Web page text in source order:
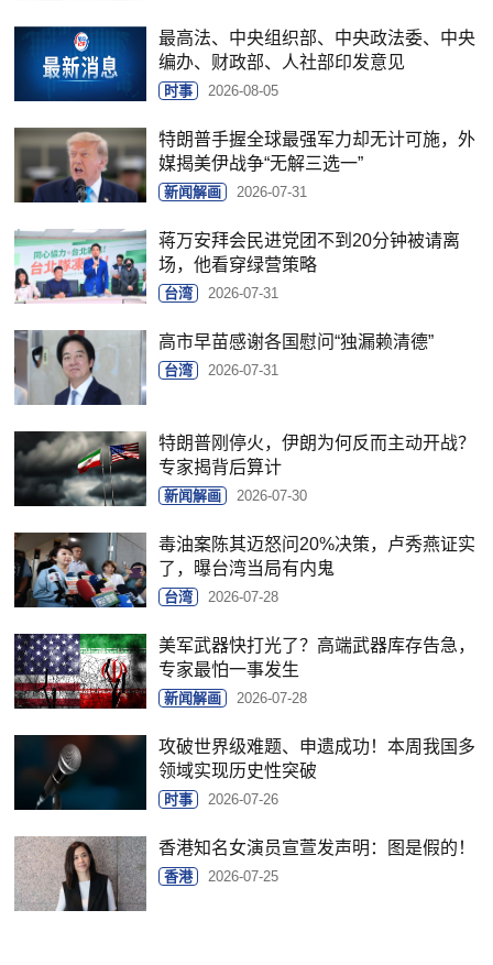
最高法、中央组织部、中央政法委、中央
编办、财政部、人社部印发意见
时事 2026-08-05
特朗普手握全球最强军力却无计可施，外
媒揭美伊战争“无解三选一”
新闻解画 2026-07-31
蒋万安拜会民进党团不到20分钟被请离
场，他看穿绿营策略
台湾 2026-07-31
高市早苗感谢各国慰问“独漏赖清德”
台湾 2026-07-31
特朗普刚停火，伊朗为何反而主动开战？
专家揭背后算计
新闻解画 2026-07-30
毒油案陈其迈怒问20%决策，卢秀燕证实
了，曝台湾当局有内鬼
台湾 2026-07-28
美军武器快打光了？高端武器库存告急，
专家最怕一事发生
新闻解画 2026-07-28
攻破世界级难题、申遗成功！本周我国多
领域实现历史性突破
时事 2026-07-26
香港知名女演员宣萱发声明：图是假的！
香港 2026-07-25